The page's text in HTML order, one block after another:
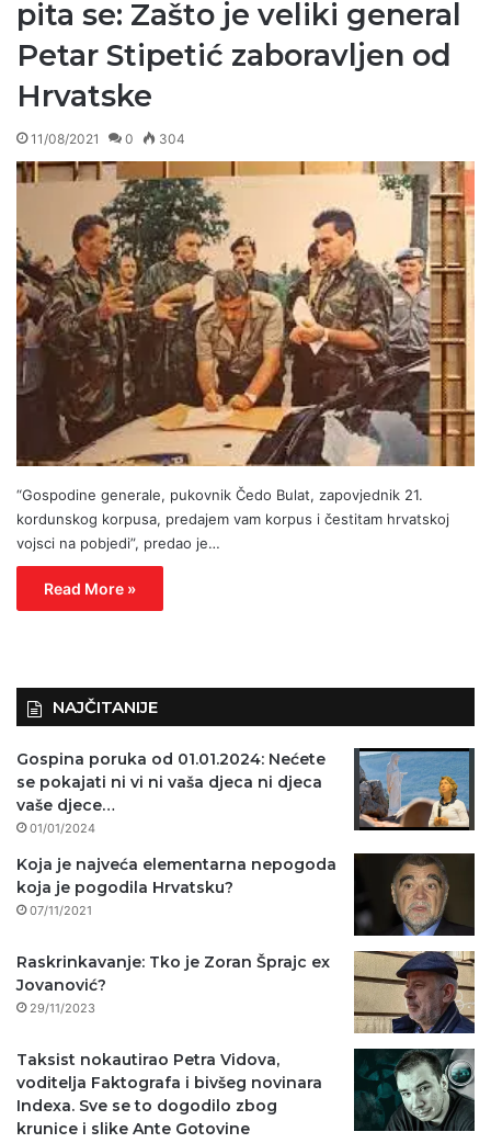
pita se: Zašto je veliki general
Petar Stipetić zaboravljen od
Hrvatske
11/08/2021 0 304
“Gospodine generale, pukovnik Čedo Bulat, zapovjednik 21.
kordunskog korpusa, predajem vam korpus i čestitam hrvatskoj
vojsci na pobjedi”, predao je…
Read More »
NAJČITANIJE
Gospina poruka od 01.01.2024: Nećete
se pokajati ni vi ni vaša djeca ni djeca
vaše djece…
01/01/2024
Koja je najveća elementarna nepogoda
koja je pogodila Hrvatsku?
07/11/2021
Raskrinkavanje: Tko je Zoran Šprajc ex
Jovanović?
29/11/2023
Taksist nokautirao Petra Vidova,
voditelja Faktografa i bivšeg novinara
Indexa. Sve se to dogodilo zbog
krunice i slike Ante Gotovine